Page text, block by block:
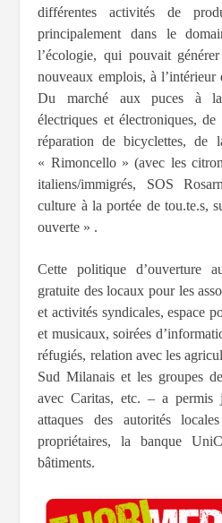
différentes activités de
principalement dans le
l’écologie, qui pouvait
nouveaux emplois, à l’intérieur
Du marché aux puces à la
électriques et électroniques,
réparation de bicyclettes, de
« Rimoncello » (avec les
italiens/immigrés, SOS
culture à la portée de tou.te.s,
ouverte » .
Cette politique d’ouverture
gratuite des locaux pour les
et activités syndicales, espace
et musicaux, soirées
réfugiés, relation avec les
Sud Milanais et les groupes
avec Caritas, etc. – a permis
attaques des autorités
propriétaires, la banque
bâtiments.